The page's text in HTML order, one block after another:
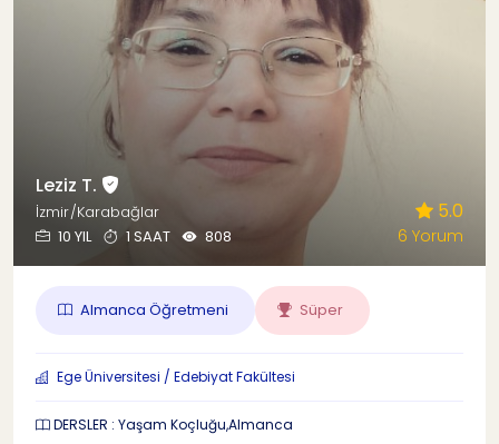
Leziz T.
İzmir/Karabağlar
10 YIL
1 SAAT 808
5.0
6 Yorum
Almanca Öğretmeni Süper
Ege Üniversitesi / Edebiyat Fakültesi
DERSLER : Yaşam Koçluğu,Almanca